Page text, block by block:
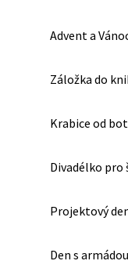
Advent a
Záložka do
Krabice od
Divadélko pro
Projektový
Den s armádou